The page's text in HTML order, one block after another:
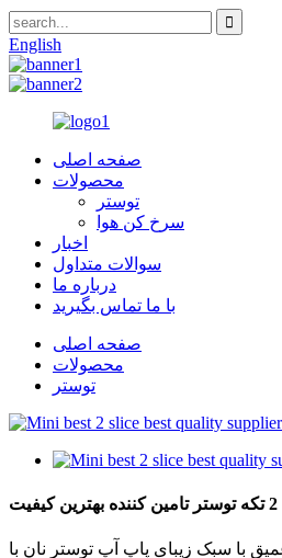
English
صفحه اصلی
محصولات
توستر
سرخ کن هوا
اخبار
سوالات متداول
درباره ما
با ما تماس بگیرید
صفحه اصلی
محصولات
توستر